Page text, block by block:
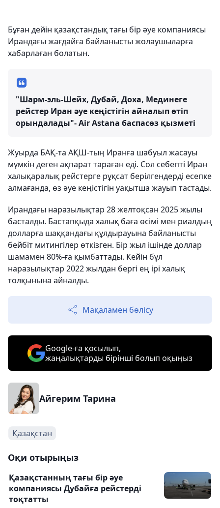
Бұған дейін қазақстандық тағы бір әуе компаниясы
Ирандағы жағдайға байланысты жолаушыларға
хабарлаған болатын.
"Шарм-эль-Шейх, Дубай, Доха, Мединеге
рейстер Иран әуе кеңістігін айналып өтіп
орындалады"- Air Astana баспасөз қызметі
Жуырда БАҚ-та АҚШ-тың Иранға шабуыл жасауы
мүмкін деген ақпарат тараған еді. Сол себепті Иран
халықаралық рейстерге рұқсат берілгендерді есепке
алмағанда, өз әуе кеңістігін уақытша жауып тастады.
Ирандағы наразылықтар 28 желтоқсан 2025 жылы
басталды. Бастапқыда халық баға өсімі мен риалдың
долларға шаққандағы құлдырауына байланысты
бейбіт митингілер өткізген. Бір жыл ішінде доллар
шамамен 80%-ға қымбаттады. Кейін бұл
наразылықтар 2022 жылдан бергі ең ірі халық
толқынына айналды.
Мақаламен бөлісу
Google-ға қосылып,
жаңалықтарды бірінші болып оқыңыз
Айгерим Тарина
Қазақстан
Оқи отырыңыз
Қазақстанның тағы бір әуе
компаниясы Дубайға рейстерді
тоқтатты